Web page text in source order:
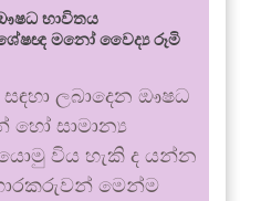
භාවිතය
මනෝ වෛද්‍ය රූමි
ලබාදෙන ඖෂධ
හෝ සාමාන්‍ය
විය හැකි ද යන්න
මෙන්ම